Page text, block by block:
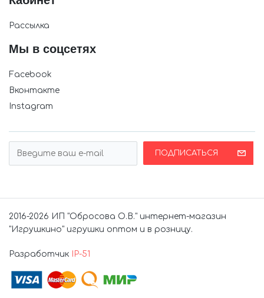
Рассылка
Мы в соцсетях
Facebook
Вконтакте
Instagram
ПОДПИСАТЬСЯ
2016-2026 ИП "Обросова О.В." интернет-магазин
"Игрушкино" игрушки оптом и в розницу.
Разработчик IP-51